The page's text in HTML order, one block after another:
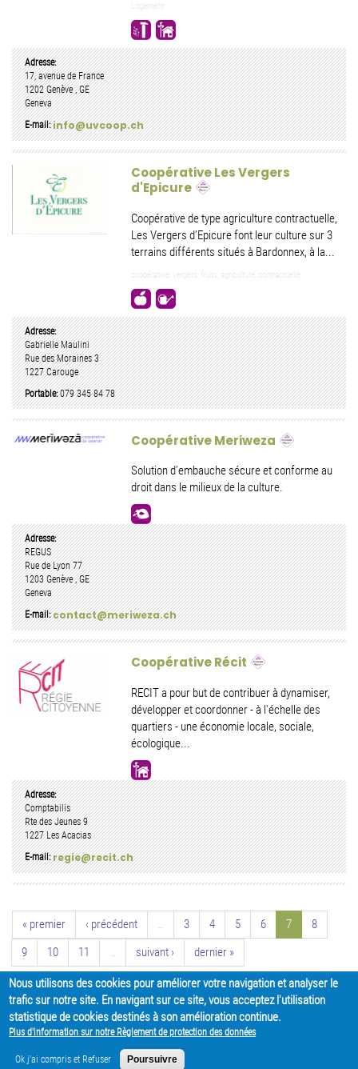
Logement
Adresse:
17, avenue de France
1202 Genève,GE
Geneva
E-mail:info@uvcoop.ch
Coopérative Les Vergers
d'Epicure
Coopérative de type agriculture contractuelle,
Les Vergers d’Epicure font leur culture sur 3
terrains différents situés à Bardonnex, à la...
coopérative, vergers, fruits, agriculture, contractuelle
Adresse:
Gabrielle Maulini
Rue des Moraines 3
1227 Carouge
Portable:079 345 84 78
Coopérative Meriweza
Solution d’embauche sécure et conforme au
droit dans le milieux de la culture.
Adresse:
REGUS
Rue de Lyon 77
1203 Genève,GE
Geneva
E-mail:contact@meriweza.ch
Coopérative Récit
RECIT a pour but de contribuer à dynamiser,
développer et coordonner - à l'échelle des
quartiers - une économie locale, sociale,
écologique...
Adresse:
Comptabilis
Rte des Jeunes 9
1227 Les Acacias
E-mail:regie@recit.ch
« premier ‹ précédent … 3 4 5 6 7
8
9
10 11 … suivant › dernier »
APRÈS - Le réseau de l'économie sociale et solidaire | Chemin du 23-août,
1 | CH - 1205 Genève |+41 22 807 27 97|Nous contacter
Nous utilisons des cookies pour améliorer votre navigation et analyser le
trafic sur notre site. En navigant sur ce site, vous acceptez l'utilisation
statistique de cookies destinés à son amélioration continue.
Plus d'information sur notre Règlement de protection des données
Ok j'ai compris et Refuser Poursuivre